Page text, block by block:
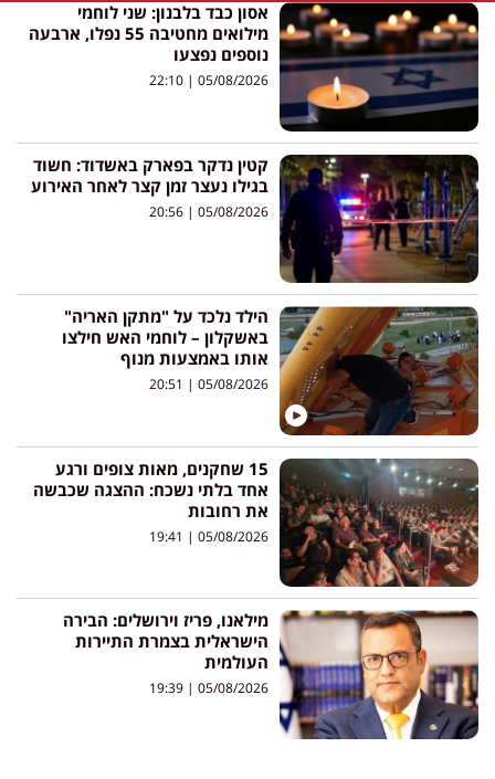
אסון כבד בלבנון: שני לוחמי
מילואים מחטיבה 55 נפלו, ארבעה
נוספים נפצעו
05/08/2026
קטין נדקר בפארק באשדוד: חשוד
בגילו נעצר זמן קצר לאחר האירוע
05/08/2026
הילד נלכד על "מתקן האריה"
באשקלון – לוחמי האש חילצו
אותו באמצעות מנוף
05/08/2026
15 שחקנים, מאות צופים ורגע
אחד בלתי נשכח: ההצגה שכבשה
את רחובות
05/08/2026
מילאנו, פריז וירושלים: הבירה
הישראלית בצמרת התיירות
העולמית
05/08/2026